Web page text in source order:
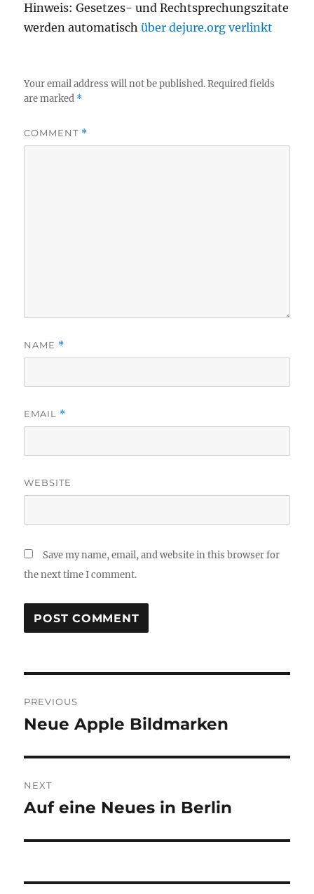
Hinweis: Gesetzes- und Rechtsprechungszitate
werden automatischüber dejure.org verlinkt
Your email address will not be published. Required fields
are marked *
COMMENT *
NAME *
EMAIL *
WEBSITE
Save my name, email, and website in this browser for
the next time I comment.
navigation
PREVIOUS
Previous
Neue Apple Bildmarken
NEXT
Next
Auf eine Neues in Berlin